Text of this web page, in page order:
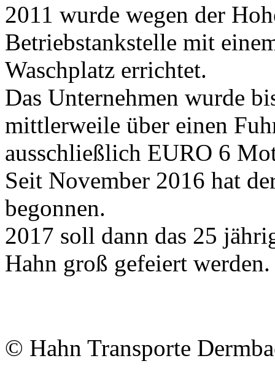
2011 wurde wegen der
Betriebstankstelle mit
Waschplatz errichtet.
Das Unternehmen wurde
mittlerweile über einen
ausschließlich EURO 6
Seit November 2016 hat
begonnen.
2017 soll dann das 25
Hahn groß gefeiert werden.
© Hahn Transporte